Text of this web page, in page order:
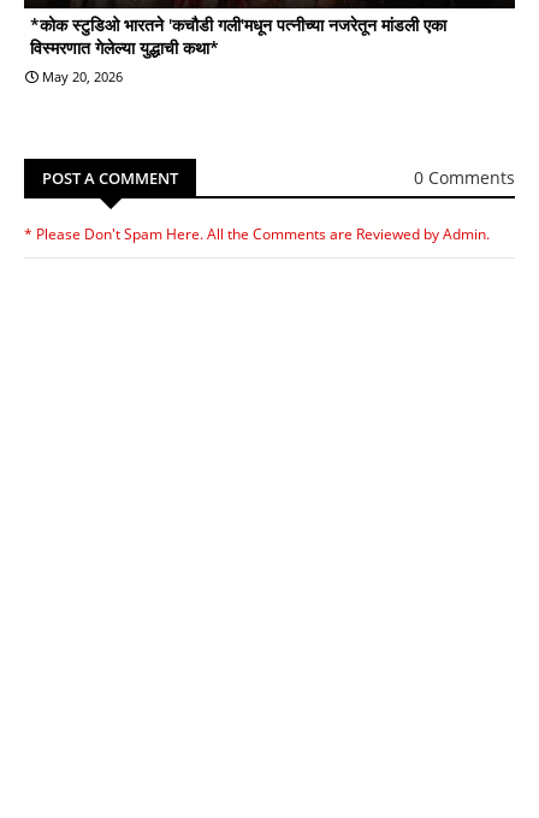
*कोक स्टुडिओ भारतने 'कचौडी गली'मधून पत्नीच्या नजरेतून मांडली एका
विस्मरणात गेलेल्या युद्धाची कथा*
May 20, 2026
POST A COMMENT 0 Comments
* Please Don't Spam Here. All the Comments are Reviewed by Admin.